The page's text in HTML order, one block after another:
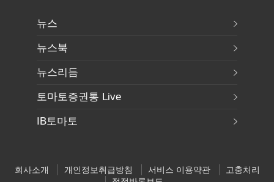
뉴스
뉴스북
뉴스리듬
토마토증권통 Live
IB토마토
회사소개 개인정보취급방침 서비스 이용약관
고충처리